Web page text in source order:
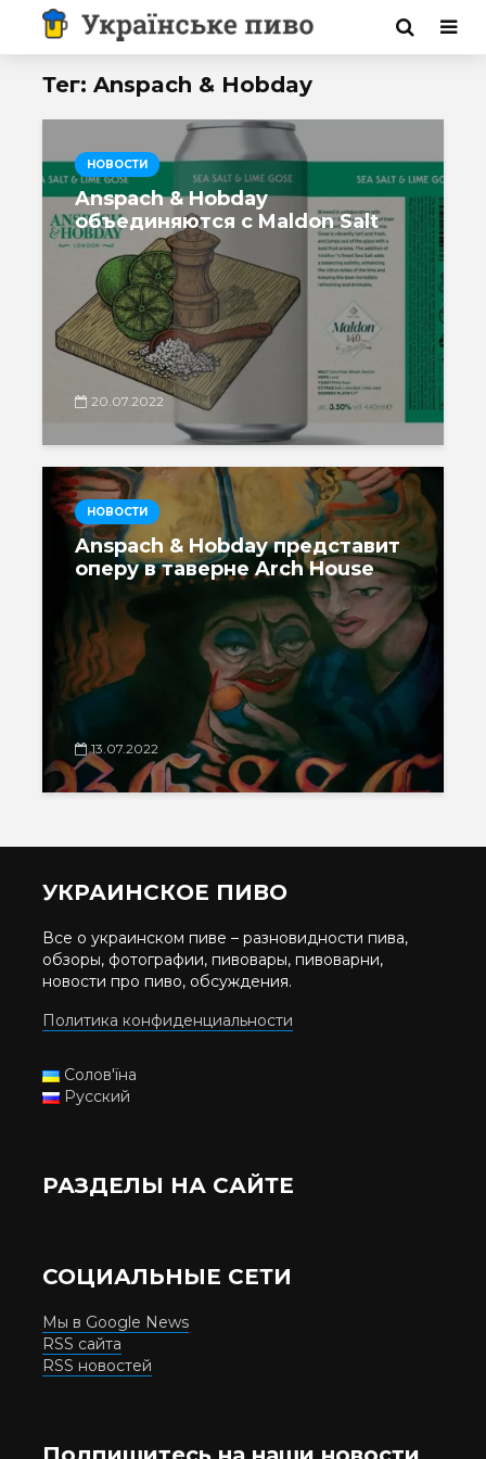
Тег: Anspach & Hobday
НОВОСТИ
Anspach & Hobday
объединяются с Maldon Salt
20.07.2022
НОВОСТИ
Anspach & Hobday представит
оперу в таверне Arch House
13.07.2022
УКРАИНСКОЕ ПИВО
Все о украинском пиве – разновидности пива,
обзоры, фотографии, пивовары, пивоварни,
новости про пиво, обсуждения.
Политика конфиденциальности
Солов'їна
Русский
РАЗДЕЛЫ НА САЙТЕ
СОЦИАЛЬНЫЕ СЕТИ
Мы в Google News
RSS сайта
RSS новостей